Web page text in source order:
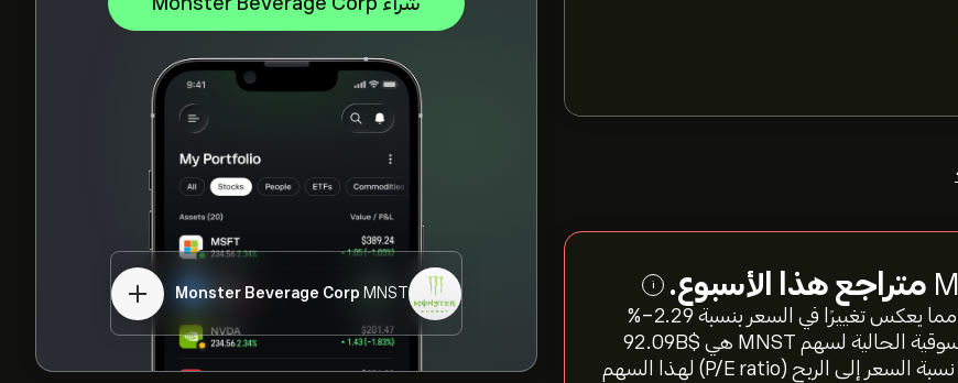
Monster Beverage Corp MNST متراجع هذا الأسبوع. i
"سعر سهم Monster Beverage Corp اليوم هو 92.00‎$‎، مما يعكس تغييرًا في السعر بنسبة ‎-2.29‎%
آخر 24 ساعة، و‎-4.52‎% خلال الأسبوع الماضي. القيمة السوقية الحالية لسهم MNST هي 92.09B‎$‎
بمتوسط حجم تداول 5.95M خلال الأشهر الثلاثة الماضية. نسبة السعر إلى الربح (P/E ratio) لهذا السهم